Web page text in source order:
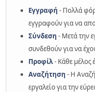
Εγγραφή - Πολλά
εγγραφούν για να
Σύνδεση - Μετά την
συνδεθούν για να
Προφίλ- Κάθε μέλος
Αναζήτηση - Η
εργαλείο για την